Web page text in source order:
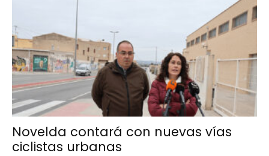
Novelda contará con nuevas vías
ciclistas urbanas